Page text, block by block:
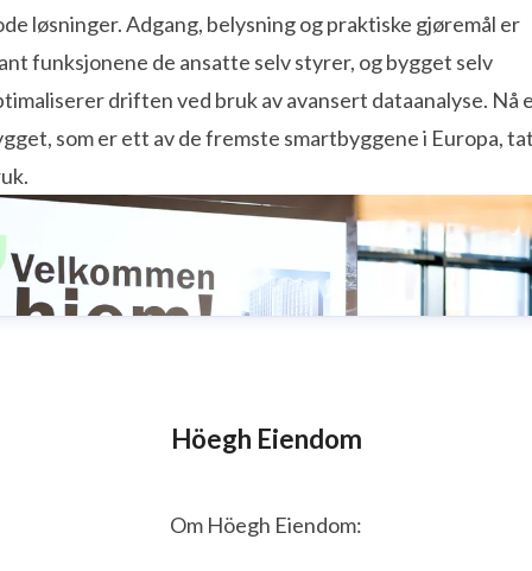
løsninger. Adgang, belysning og praktiske gjøremål er
funksjonene de ansatte selv styrer, og bygget selv
driften ved bruk av avansert dataanalyse. Nå
som er ett av de fremste smartbyggene i Europa,
Höegh Eiendom
Om Höegh Eiendom: